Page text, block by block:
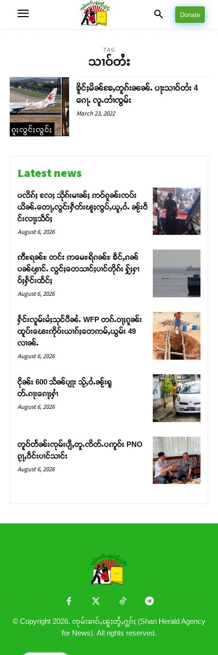
တႃႇႁႂ်ႈသဵင်ၵၢင်ၸႂ်ၵူၼ်းမိူင်း ၵူႈတီႈၵူႈလႅၼ်ပေႃးတေၸွ
တ်ႇ တူဝ်ႈလုမ်ႈၾႃႉၼၼ်ႉ ၶဝ်ႈႁူမ်ႈၵမ်ႉထႅမ် ၸုမ်းၶၢ
ဝ်ႇၽူႈတွႆႇႁွၵ်ႈ လႆႈယူႇၶႃႈဢေႃႈ။
Donate
TAG
သၢဝ်တႆး
ၵူႈလွင်ႈလွင်ႈ
ၶိူင်ႈမိၼ်ၶႄႇတူၵ်းၼၼ်ႉ ပႃးသၢဝ်တႆး 4
ၵေႃႉ လူႉတၢႆၸွမ်း
March 23, 2022
Latest news
ပလိၵ်ႈ လႄႈ သိုၵ်းမၢၼ်ႈ ဢဝ်ၵူၼ်းၸပ်း
ယိၼ်ႉတေႃႇလွင်းႁဵတ်းၽူႈၸွပ်ႇယူႇဝႆႉ ၼႂ်းဝဵ
င်းလႃႈသဵဝ်ႈ
August 6, 2026
ဢီႊရၼ်ႊ တင်း ဢမေႊရိၵၼ်ႊ ၶဵင်ႇၵၼ်
ပၼ်ၾၢင်ႉ လွင်ႈတေသၢင်ႈပၢင်တိုၵ်း ႁႂ်ႈႁၢ
ဝ်ႈႁႅင်းထႅင်ႈ
August 6, 2026
ႁႅင်းလူမ်းမႆႈသုင်ပီၼႆႉ WFP တၵ်ႉဝႃႈၵူၼ်း
ထူပ်းၽေးဢိုပ်းယၢၵ်ႈတေဢမ်ႇယွမ်း 49
လၢၼ်ႉ
August 6, 2026
ငိုၼ်း 600 သႅၼ်ပျႃး သႂ်ႇဝႆႉၼႂ်းရူ
တ်ႉၵႃးၵေႃႈႁၢႆ
August 6, 2026
တူဝ်တႅၼ်းၸုမ်းပျီႇတူႉၸိတ်ႉပဢူဝ်း PNO
ၵႂႃႇဝဵင်းပၢင်သၢင်း
August 6, 2026
© Copyright 2026. ၸုမ်းၶၢဝ်ႇၽူႈတွႆႇႁွၵ်ႈ (Shan Herald Agency
for News). All rights reserved.